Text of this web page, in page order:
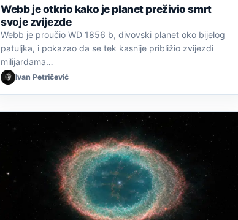
Webb je otkrio kako je planet preživio smrt
svoje zvijezde
Webb je proučio WD 1856 b, divovski planet oko bijelog
patuljka, i pokazao da se tek kasnije približio zvijezdi
milijardama…
Ivan Petričević